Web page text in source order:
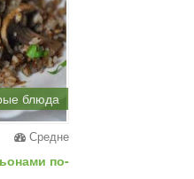
блюда
Средне
по-